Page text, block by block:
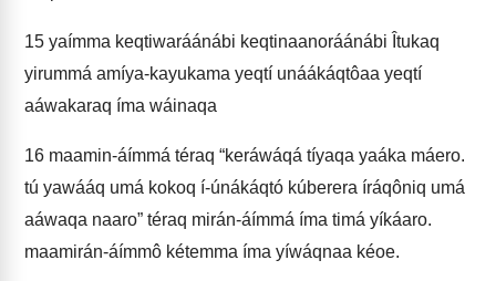
15 yaímma keqtiwaráánábi keqtinaanoráánábi Îtukaq
yirummá amíya-kayukama yeqtí unáákáqtôaa yeqtí
aáwakaraq íma wáinaqa
16 maamin-áímmá téraq “keráwáqá tíyaqa yaáka máero.
tú yawááq umá kokoq í-únákáqtó kúberera íráqôniq umá
aáwaqa naaro” téraq mirán-áímmá íma timá yíkáaro.
maamirán-áímmô kétemma íma yíwáqnaa kéoe.